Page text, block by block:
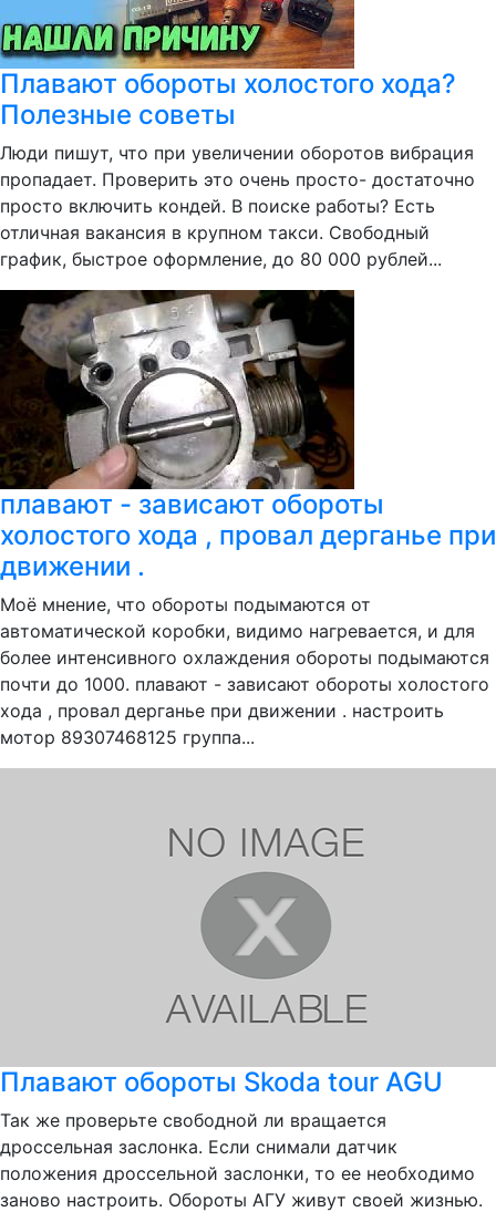
Плавают обороты холостого хода?
Полезные советы
Люди пишут, что при увеличении оборотов вибрация
пропадает. Проверить это очень просто- достаточно
просто включить кондей. В поиске работы? Есть
отличная вакансия в крупном такси. Свободный
график, быстрое оформление, до 80 000 рублей...
плавают - зависают обороты
холостого хода , провал дерганье при
движении .
Моё мнение, что обороты подымаются от
автоматической коробки, видимо нагревается, и для
более интенсивного охлаждения обороты подымаются
почти до 1000. плавают - зависают обороты холостого
хода , провал дерганье при движении . настроить
мотор 89307468125 группа...
Плавают обороты Skoda tour AGU
Так же проверьте свободной ли вращается
дроссельная заслонка. Если снимали датчик
положения дроссельной заслонки, то ее необходимо
заново настроить. Обороты АГУ живут своей жизнью.